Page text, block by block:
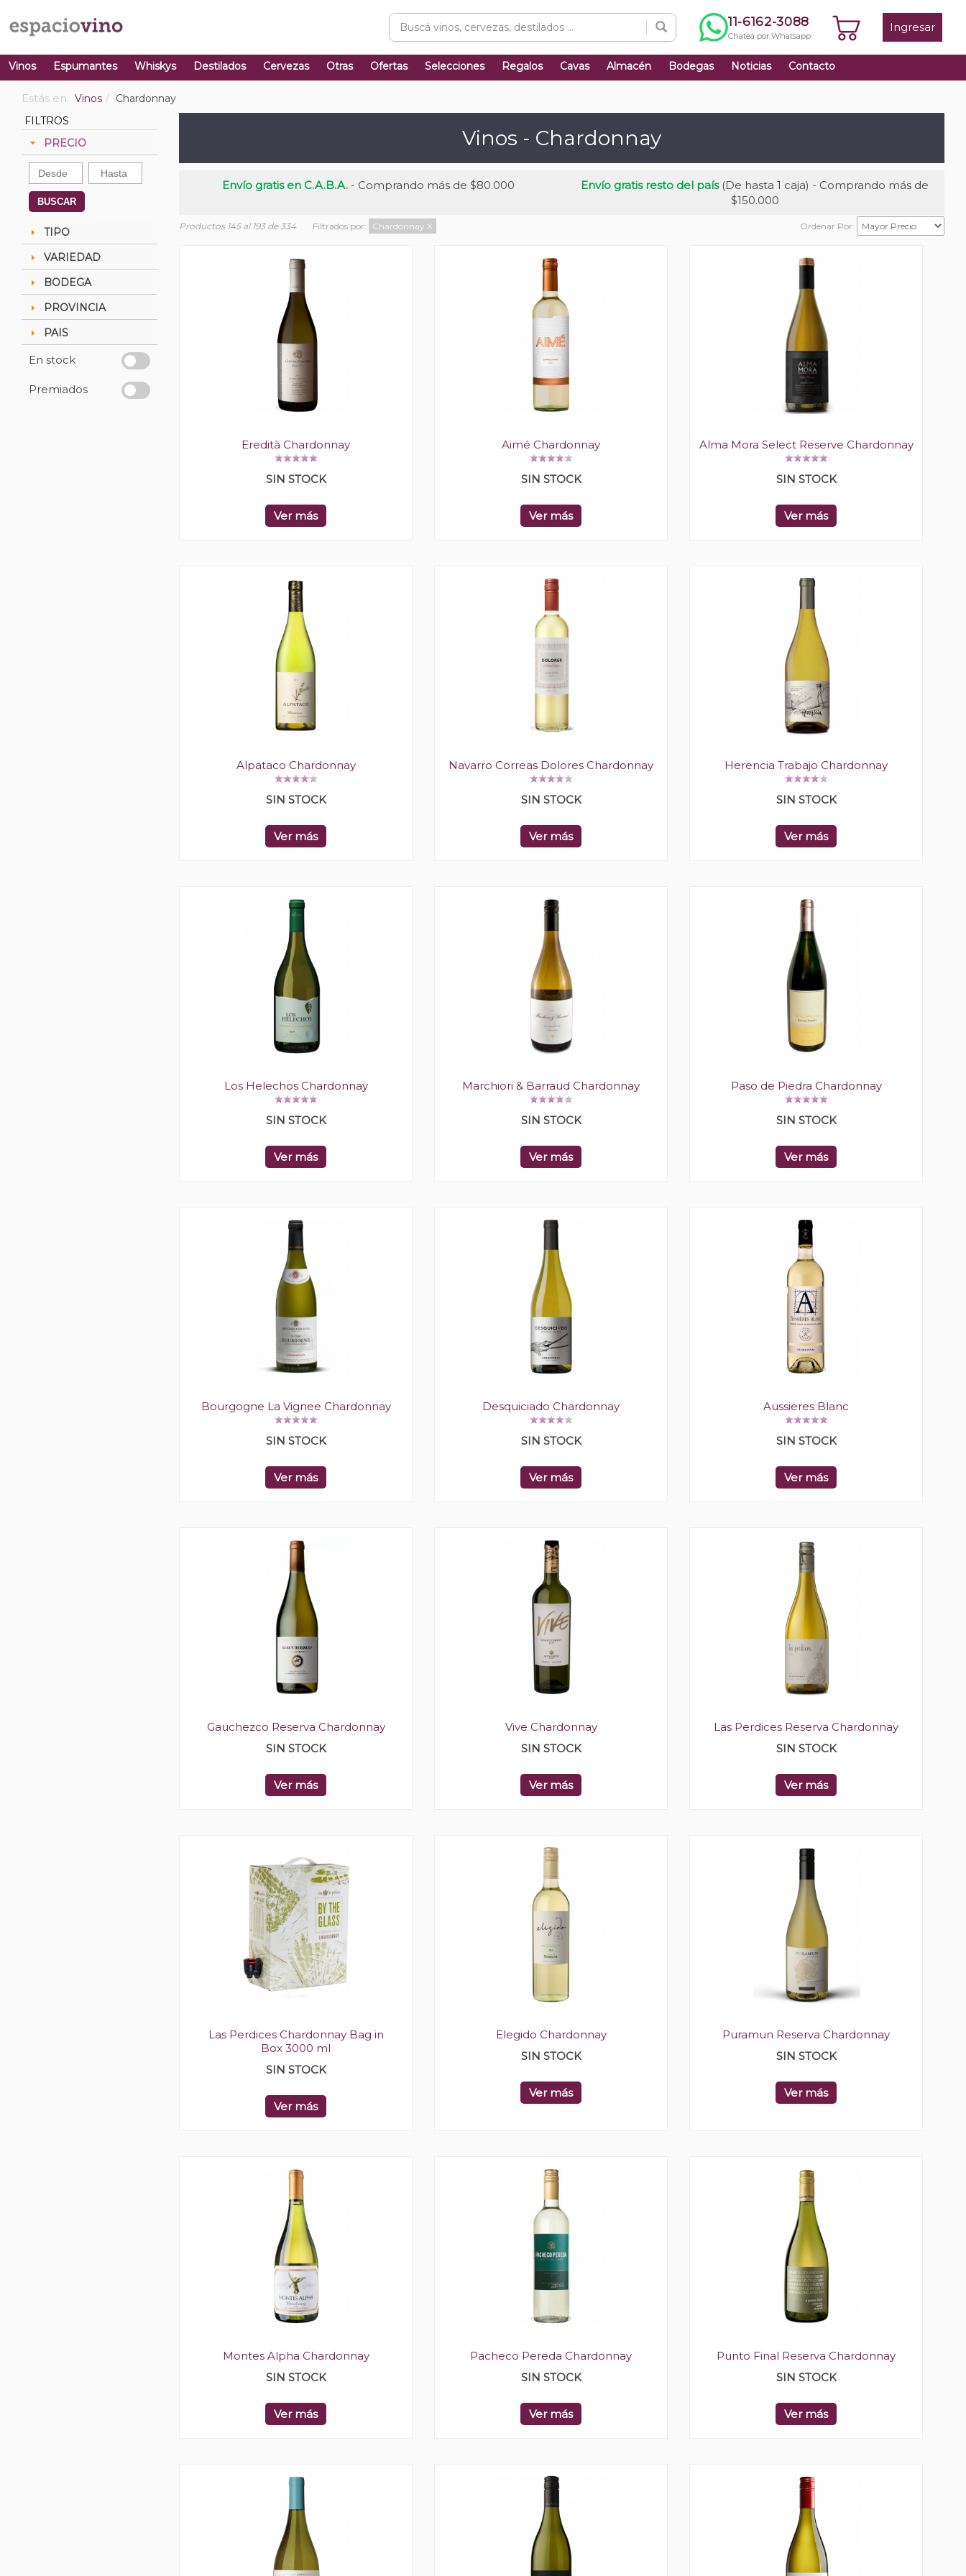
11-6162-3088
Chateá por Whatsapp
Ingresar
Vinos Espumantes Whiskys Destilados Cervezas Otras Ofertas Selecciones Regalos Cavas Almacén Bodegas Noticias Contacto
Estás en: Vinos
Chardonnay
FILTROS
PRECIO
BUSCAR
TIPO
VARIEDAD
BODEGA
PROVINCIA
PAIS
En stock
Premiados
Vinos - Chardonnay
Envío gratis en C.A.B.A. - Comprando más de $80.000 Envío gratis resto del país(De hasta 1 caja) - Comprando más de
$150.000
Productos 145 al 193 de 334 Filtrados por: Chardonnay X Ordenar Por:
Eredità Chardonnay
SIN STOCK
Ver más
Aimé Chardonnay
SIN STOCK
Ver más
Alma Mora Select Reserve Chardonnay
SIN STOCK
Ver más
Alpataco Chardonnay
SIN STOCK
Ver más
Navarro Correas Dolores Chardonnay
SIN STOCK
Ver más
Herencia Trabajo Chardonnay
SIN STOCK
Ver más
Los Helechos Chardonnay
SIN STOCK
Ver más
Marchiori & Barraud Chardonnay
SIN STOCK
Ver más
Paso de Piedra Chardonnay
SIN STOCK
Ver más
Bourgogne La Vignee Chardonnay
SIN STOCK
Ver más
Desquiciado Chardonnay
SIN STOCK
Ver más
Aussieres Blanc
SIN STOCK
Ver más
Gauchezco Reserva Chardonnay
SIN STOCK
Ver más
Vive Chardonnay
SIN STOCK
Ver más
Las Perdices Reserva Chardonnay
SIN STOCK
Ver más
Las Perdices Chardonnay Bag in
Box 3000 ml
SIN STOCK
Ver más
Elegido Chardonnay
SIN STOCK
Ver más
Puramun Reserva Chardonnay
SIN STOCK
Ver más
Montes Alpha Chardonnay
SIN STOCK
Ver más
Pacheco Pereda Chardonnay
SIN STOCK
Ver más
Punto Final Reserva Chardonnay
SIN STOCK
Ver más